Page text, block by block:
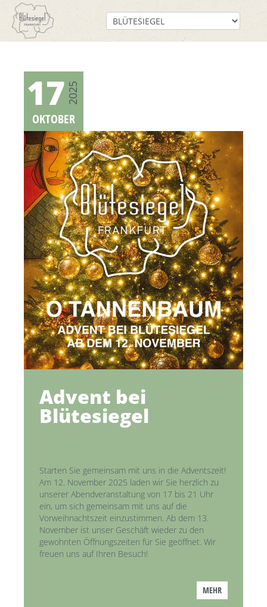
17
OKTOBER
2025
Advent bei
Blütesiegel
Starten Sie gemeinsam mit uns in die Adventszeit!
Am 12. November 2025 laden wir Sie herzlich zu
unserer Abendveranstaltung von 17 bis 21 Uhr
ein, um sich gemeinsam mit uns auf die
Vorweihnachtszeit einzustimmen. Ab dem 13.
November ist unser Geschäft wieder zu den
gewohnten Öffnungszeiten für Sie geöffnet. Wir
freuen uns auf Ihren Besuch!
MEHR